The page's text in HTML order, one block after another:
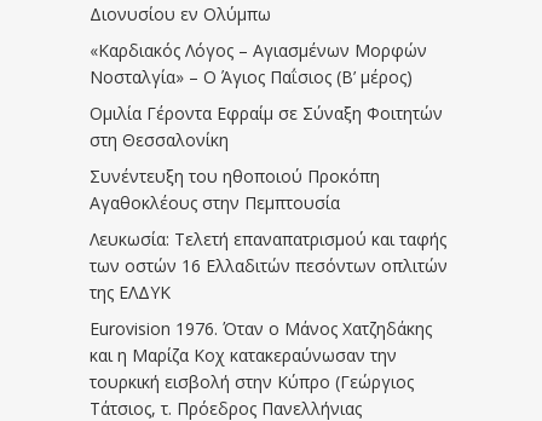
Διονυσίου εν Ολύμπω
«Καρδιακός Λόγος – Αγιασμένων Μορφών
Νοσταλγία» – Ο Άγιος Παΐσιος (Β’ μέρος)
Ομιλία Γέροντα Εφραίμ σε Σύναξη Φοιτητών
στη Θεσσαλονίκη
Συνέντευξη του ηθοποιού Προκόπη
Αγαθοκλέους στην Πεμπτουσία
Λευκωσία: Τελετή επαναπατρισμού και ταφής
των οστών 16 Ελλαδιτών πεσόντων οπλιτών
της ΕΛΔΥΚ
Eurovision 1976. Όταν ο Μάνος Χατζηδάκης
και η Μαρίζα Κοχ κατακεραύνωσαν την
τουρκική εισβολή στην Κύπρο (Γεώργιος
Τάτσιος, τ. Πρόεδρος Πανελλήνιας